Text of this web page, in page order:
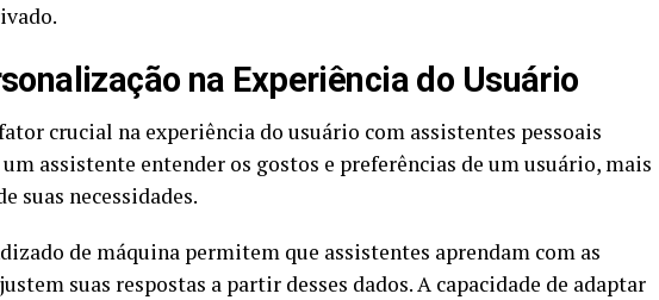
na Experiência do Usuário
crucial na experiência do usuário com assistentes pessoais
assistente entender os gostos e preferências de um usuário, mais
suas necessidades.
de máquina permitem que assistentes aprendam com as
suas respostas a partir desses dados. A capacidade de adaptar